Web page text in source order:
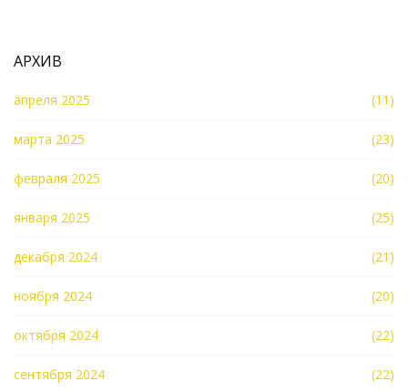
АРХИВ
апреля 2025 (11)
марта 2025 (23)
февраля 2025 (20)
января 2025 (25)
декабря 2024 (21)
ноября 2024 (20)
октября 2024 (22)
сентября 2024 (22)